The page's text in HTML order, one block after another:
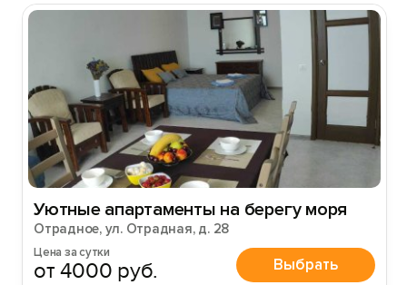
Уютные апартаменты на берегу моря
Отрадное, ул. Отрадная, д. 28
Цена за сутки
от 4000 руб. Выбрать